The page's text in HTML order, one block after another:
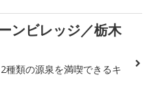
ンビレッジ／栃木
種類の源泉を満喫できるキ